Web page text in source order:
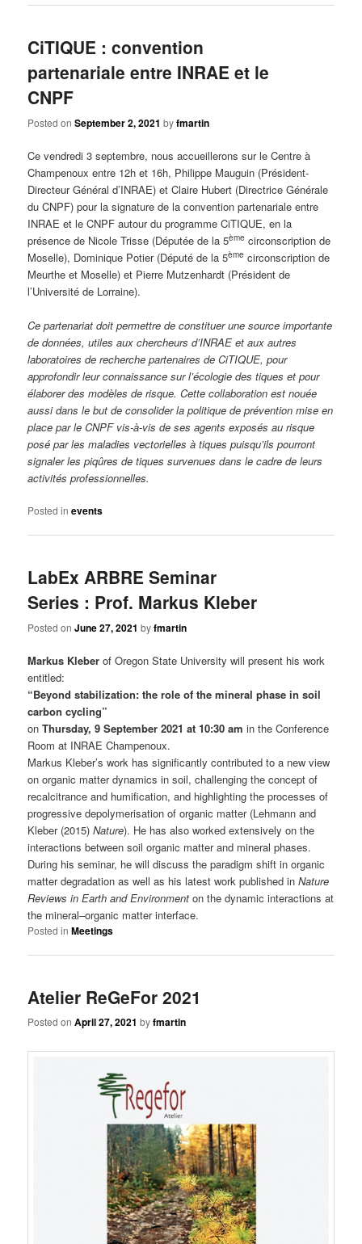
CiTIQUE : convention
partenariale entre INRAE et le
CNPF
Posted onSeptember 2, 2021 byfmartin
Ce vendredi 3 septembre, nous accueillerons sur le Centre à
Champenoux entre 12h et 16h, Philippe Mauguin (Président-
Directeur Général d’INRAE) et Claire Hubert (Directrice Générale
du CNPF) pour la signature de la convention partenariale entre
INRAE et le CNPF autour du programme CiTIQUE, en la
présence de Nicole Trisse (Députée de la 5ème circonscription de
Moselle), Dominique Potier (Député de la 5ème circonscription de
Meurthe et Moselle) et Pierre Mutzenhardt (Président de
l’Université de Lorraine).
Ce partenariat doit permettre de constituer une source importante
de données, utiles aux chercheurs d’INRAE et aux autres
laboratoires de recherche partenaires de CiTIQUE, pour
approfondir leur connaissance sur l’écologie des tiques et pour
élaborer des modèles de risque. Cette collaboration est nouée
aussi dans le but de consolider la politique de prévention mise en
place par le CNPF vis-à-vis de ses agents exposés au risque
posé par les maladies vectorielles à tiques puisqu’ils pourront
signaler les piqûres de tiques survenues dans le cadre de leurs
activités professionnelles.
Posted in events
LabEx ARBRE Seminar
Series : Prof. Markus Kleber
Posted onJune 27, 2021 byfmartin
Markus Kleber of Oregon State University will present his work
entitled:
“Beyond stabilization: the role of the mineral phase in soil
carbon cycling”
onThursday, 9 September 2021 at 10:30 am in the Conference
Room at INRAE Champenoux.
Markus Kleber’s work has significantly contributed to a new view
on organic matter dynamics in soil, challenging the concept of
recalcitrance and humification, and highlighting the processes of
progressive depolymerisation of organic matter (Lehmann and
Kleber (2015)Nature). He has also worked extensively on the
interactions between soil organic matter and mineral phases.
During his seminar, he will discuss the paradigm shift in organic
matter degradation as well as his latest work published inNature
Reviews in Earth and Environment on the dynamic interactions at
the mineral–organic matter interface.
Posted in Meetings
Atelier ReGeFor 2021
Posted onApril 27, 2021 byfmartin